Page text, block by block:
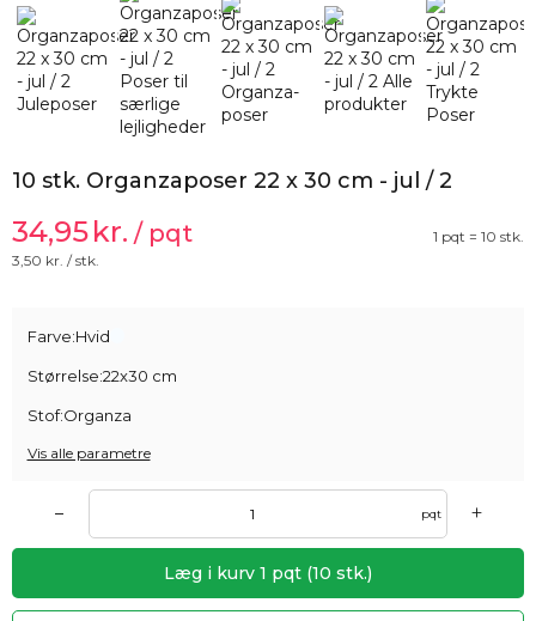
10 stk. Organzaposer 22 x 30 cm - jul / 2
34,95kr. / pqt
1 pqt = 10 stk.
3,50 kr. / stk.
Farve:Hvid
Størrelse:22x30 cm
Stof:Organza
Vis alle parametre
– pqt +
Læg i kurv 1 pqt (10 stk.)